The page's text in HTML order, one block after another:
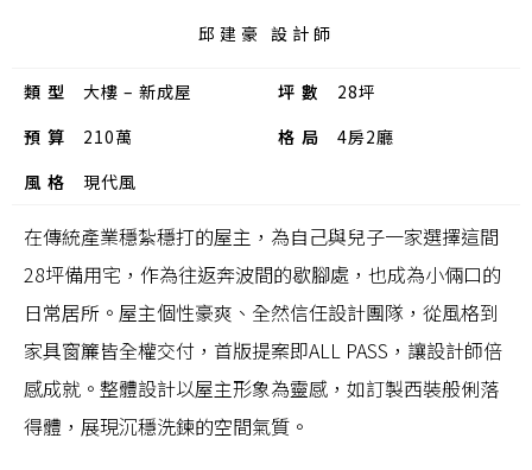
邱建豪 設計師
類型 大樓 – 新成屋 坪數
28坪
預算
210萬 格局
4房2廳
風格
現代風
在傳統產業穩紮穩打的屋主，為自己與兒子一家選擇這間
28坪備用宅，作為往返奔波間的歇腳處，也成為小倆口的
日常居所。屋主個性豪爽、全然信任設計團隊，從風格到
家具窗簾皆全權交付，首版提案即ALL PASS，讓設計師倍
感成就。整體設計以屋主形象為靈感，如訂製西裝般俐落
得體，展現沉穩洗鍊的空間氣質。